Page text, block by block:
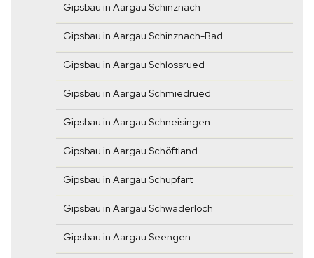
Gipsbau in Aargau Schinznach
Gipsbau in Aargau Schinznach-Bad
Gipsbau in Aargau Schlossrued
Gipsbau in Aargau Schmiedrued
Gipsbau in Aargau Schneisingen
Gipsbau in Aargau Schöftland
Gipsbau in Aargau Schupfart
Gipsbau in Aargau Schwaderloch
Gipsbau in Aargau Seengen